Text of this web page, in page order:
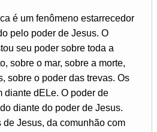
é um fenômeno estarrecedor
pelo poder de Jesus. O
seu poder sobre toda a
sobre o mar, sobre a morte,
sobre o poder das trevas. Os
diante dELe. O poder de
diante do poder de Jesus.
de Jesus, da comunhão com